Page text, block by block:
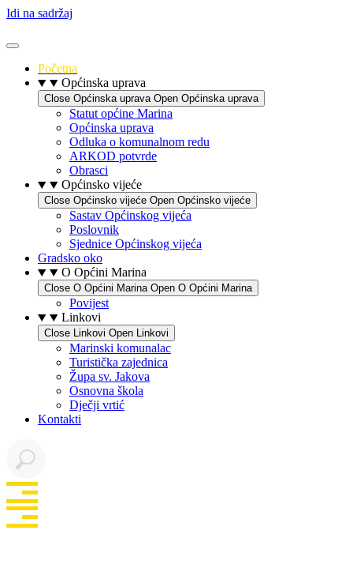
Idi na sadržaj
Početna
Općinska uprava
Close Općinska uprava Open Općinska uprava
Statut općine Marina
Općinska uprava
Odluka o komunalnom redu
ARKOD potvrde
Obrasci
Općinsko vijeće
Close Općinsko vijeće Open Općinsko vijeće
Sastav Općinskog vijeća
Poslovnik
Sjednice Općinskog vijeća
Gradsko oko
O Općini Marina
Close O Općini Marina Open O Općini Marina
Povijest
Linkovi
Close Linkovi Open Linkovi
Marinski komunalac
Turistička zajednica
Župa sv. Jakova
Osnovna škola
Dječji vrtić
Kontakti